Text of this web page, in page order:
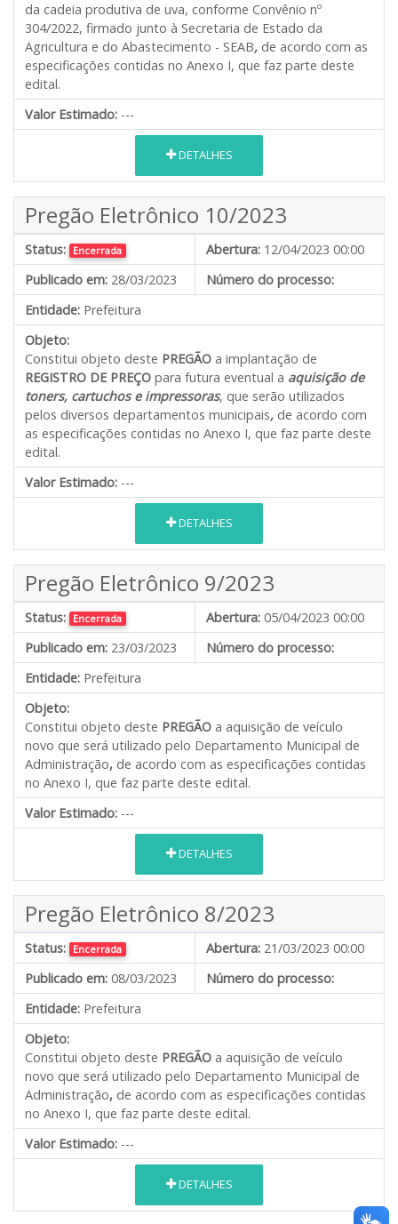
da cadeia produtiva de uva, conforme Convênio nº
304/2022, firmado junto à Secretaria de Estado da
Agricultura e do Abastecimento - SEAB, de acordo com as
especificações contidas no Anexo I, que faz parte deste
edital.
Valor Estimado: ---
DETALHES
Pregão Eletrônico 10/2023
Status: Encerrada Abertura: 12/04/2023 00:00
Publicado em: 28/03/2023
Número do processo:
Entidade: Prefeitura
Objeto:
Constitui objeto deste PREGÃO a implantação de
REGISTRO DE PREÇO para futura eventual a aquisição de
toners, cartuchos e impressoras, que serão utilizados
pelos diversos departamentos municipais, de acordo com
as especificações contidas no Anexo I, que faz parte deste
edital.
Valor Estimado: ---
DETALHES
Pregão Eletrônico 9/2023
Status: Encerrada Abertura: 05/04/2023 00:00
Publicado em: 23/03/2023
Número do processo:
Entidade: Prefeitura
Objeto:
Constitui objeto deste PREGÃO a aquisição de veículo
novo que será utilizado pelo Departamento Municipal de
Administração, de acordo com as especificações contidas
no Anexo I, que faz parte deste edital.
Valor Estimado: ---
DETALHES
Pregão Eletrônico 8/2023
Status: Encerrada Abertura: 21/03/2023 00:00
Publicado em: 08/03/2023
Número do processo:
Entidade: Prefeitura
Objeto:
Constitui objeto deste PREGÃO a aquisição de veículo
novo que será utilizado pelo Departamento Municipal de
Administração, de acordo com as especificações contidas
no Anexo I, que faz parte deste edital.
Valor Estimado: ---
DETALHES